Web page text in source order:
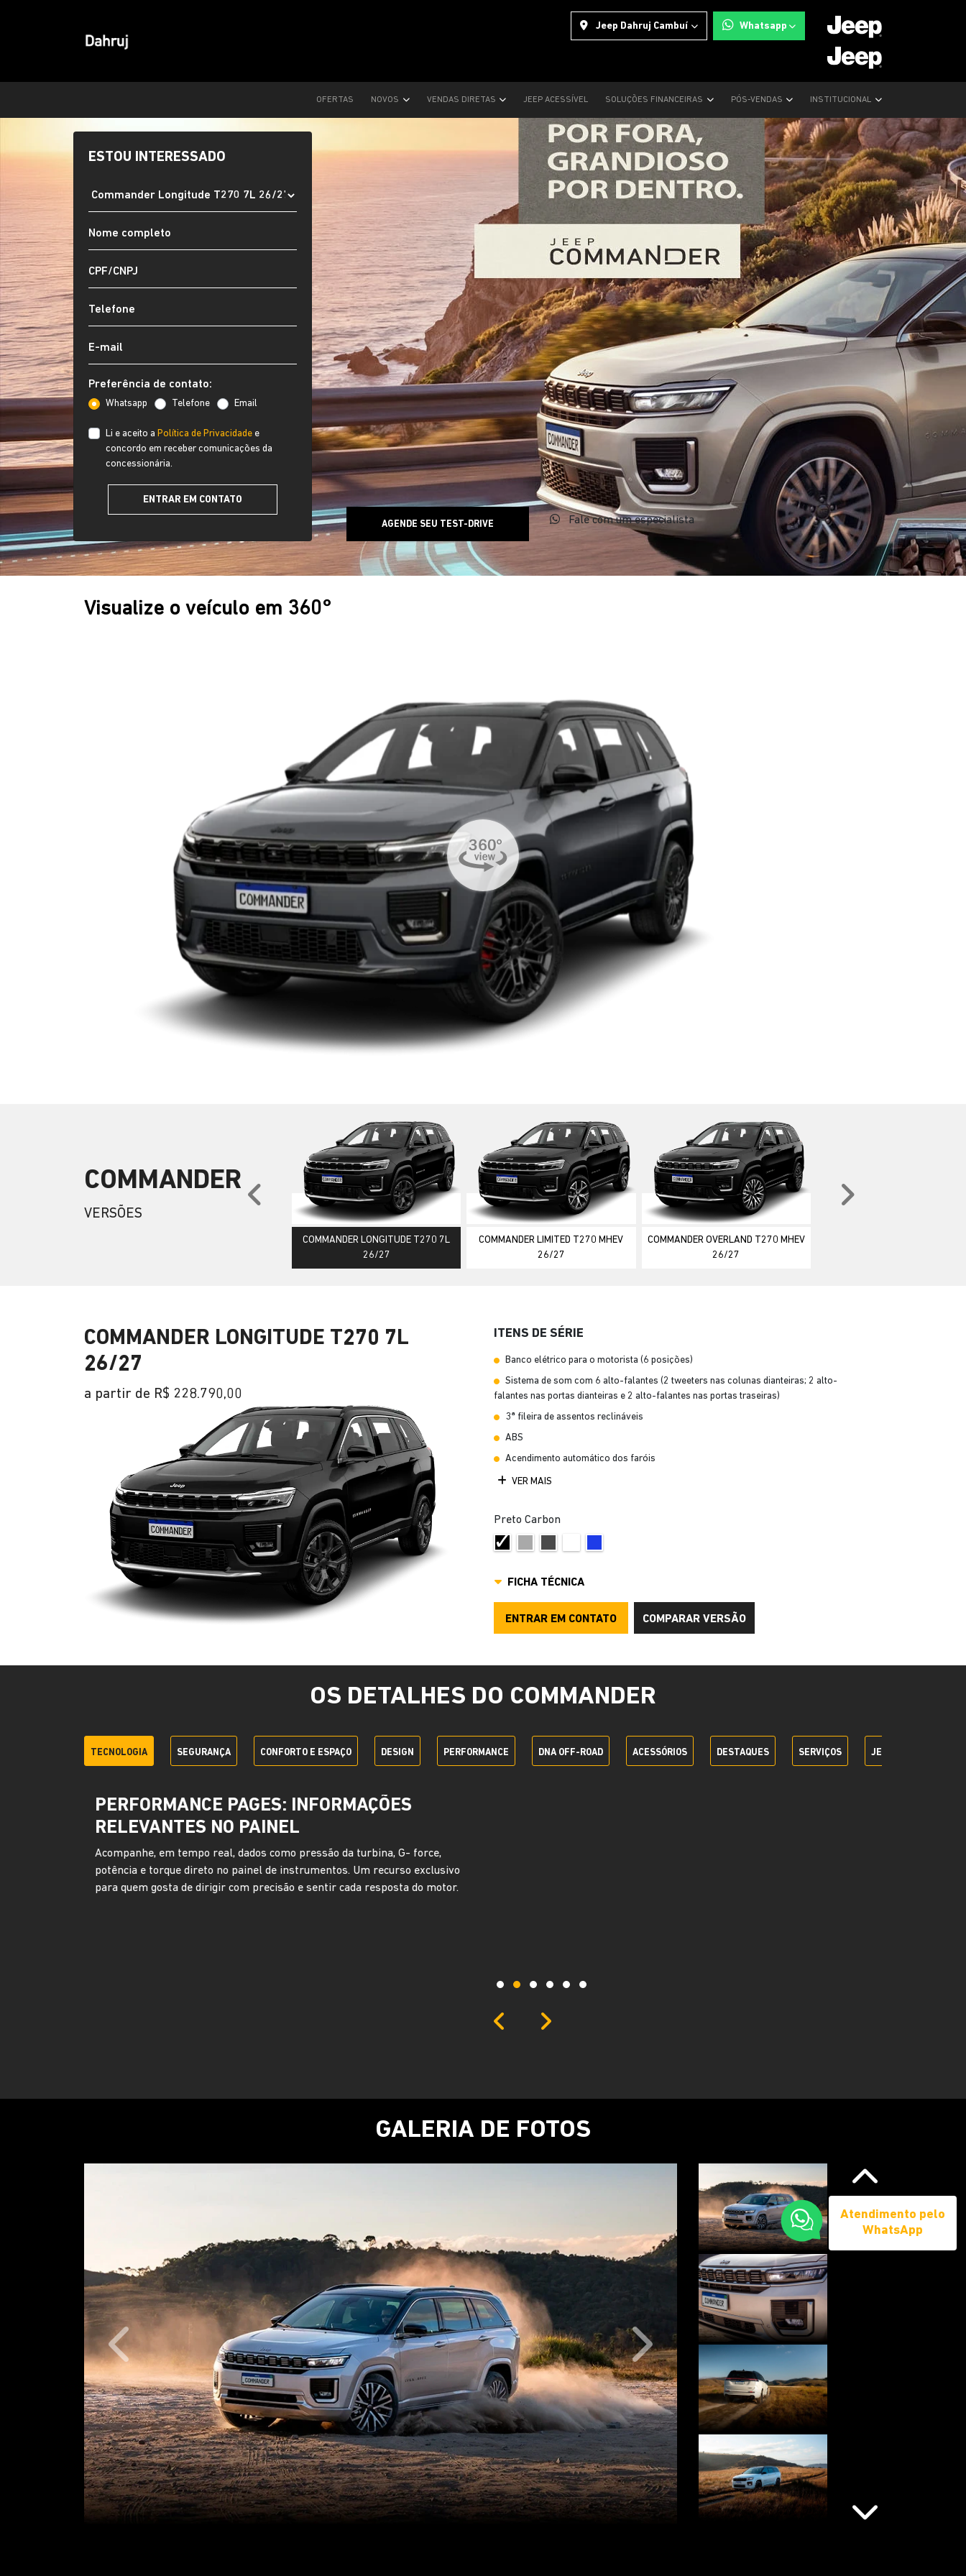
Jeep Dahruj Cambuí Whatsapp
OFERTAS NOVOS VENDAS DIRETAS JEEP ACESSÍVEL SOLUÇÕES FINANCEIRAS PÓS-VENDAS INSTITUCIONAL
ESTOU INTERESSADO
Preferência de contato:
Whatsapp Telefone Email
Li e aceito a Política de Privacidade e
concordo em receber comunicações da
concessionária.
ENTRAR EM CONTATO
AGENDE SEU TEST-DRIVE Fale com um especialista
Visualize o veículo em 360°
COMMANDER
VERSÕES
COMMANDER LONGITUDE T270 7L
26/27
COMMANDER LIMITED T270 MHEV
26/27
COMMANDER OVERLAND T270 MHEV
26/27
Anterior
COMMANDER LONGITUDE T270 7L
26/27
a partir de R$ 228.790,00
ITENS DE SÉRIE
Banco elétrico para o motorista (6 posições)
Sistema de som com 6 alto-falantes (2 tweeters nas colunas dianteiras; 2 alto-
falantes nas portas dianteiras e 2 alto-falantes nas portas traseiras)
3ª fileira de assentos reclináveis
ABS
Acendimento automático dos faróis
VER MAIS
Preto Carbon
FICHA TÉCNICA
ENTRAR EM CONTATO COMPARAR VERSÃO
OS DETALHES DO COMMANDER
TECNOLOGIA SEGURANÇA CONFORTO E ESPAÇO DESIGN PERFORMANCE DNA OFF-ROAD ACESSÓRIOS DESTAQUES SERVIÇOS JEEP + SEM PARAR
PreviousNext
GALERIA DE FOTOS
Anterior Próximo
Anterior
Atendimento pelo
WhatsApp